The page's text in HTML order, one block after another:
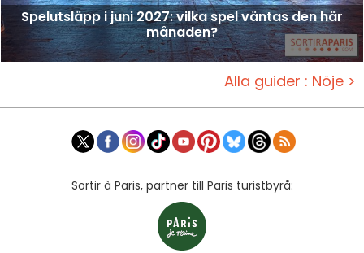
Spelutsläpp i juni 2027: vilka spel väntas den här
månaden?
Alla guider : Nöje >
Sortir à Paris, partner till Paris turistbyrå: